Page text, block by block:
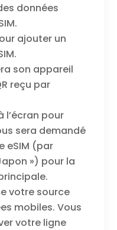
données
ajouter un
son appareil
reçu par
l’écran pour
sera demandé
eSIM (par
») pour la
votre source
mobiles. Vous
votre ligne